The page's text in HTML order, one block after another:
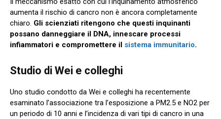
aumenta il rischio di cancro non è ancora completamente
chiaro. Gli scienziati ritengono che questi inquinanti
possano danneggiare il DNA, innescare processi
infiammatori e compromettere il sistema immunitario.
Studio di Wei e colleghi
Uno studio condotto da Wei e colleghi ha recentemente
esaminato l’associazione tra l’esposizione a PM2.5 e NO2 per
un periodo di 10 anni e l’incidenza di vari tipi di cancro in una